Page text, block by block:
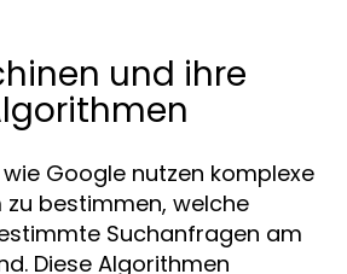
und ihre
Google nutzen komplexe
bestimmen, welche
Suchanfragen am
Diese Algorithmen